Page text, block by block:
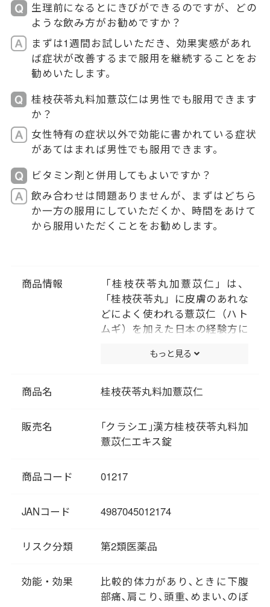
生理前になるとにきびができるのですが、どの
ような飲み方がお勧めですか？
まずは1週間お試しいただき、効果実感があれ
ば症状が改善するまで服用を継続することをお
勧めいたします。
桂枝茯苓丸料加薏苡仁は男性でも服用できます
か？
女性特有の症状以外で効能に書かれている症状
があてはまれば男性でも服用できます。
ビタミン剤と併用してもよいですか？
飲み合わせは問題ありませんが、まずはどちら
か一方の服用にしていただくか、時間をあけて
から服用いただくことをお勧めします。
商品情報
「桂枝茯苓丸加薏苡仁」は、
「桂枝茯苓丸」に皮膚のあれな
どによく使われる薏苡仁（ハト
ムギ）を加えた日本の経験方に
漢方では、「血（けつ）」が全
与えていると考えられていま
と、シミなどの色素沈着になり
やすくなります。また、栄養が
いきわたらないと、ザラつきな
す。
「血（けつ）」のめぐりを良く
うにします。
もっと見る
商品名 桂枝茯苓丸料加薏苡仁
販売名
｢クラシエ｣漢方桂枝茯苓丸料加
薏苡仁エキス錠
商品コード 01217
JANコード 4987045012174
リスク分類 第2類医薬品
効能・効果
比較的体力があり､ときに下腹
部痛､肩こり､頭重､めまい､のぼ